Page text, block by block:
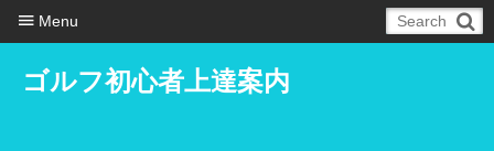
ゴルフ初心者上達案内
Menu